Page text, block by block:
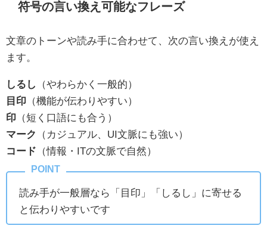
符号の言い換え可能なフレーズ
文章のトーンや読み手に合わせて、次の言い換えが使え
ます。
しるし
（やわらかく一般的）
目印 （機能が伝わりやすい）
印 （短く口語にも合う）
マーク
（カジュアル、UI文脈にも強い）
コード （情報・ITの文脈で自然）
読み手が一般層なら「目印」「しるし」に寄せる
と伝わりやすいです